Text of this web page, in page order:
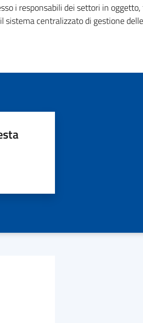
i responsabili dei settori in
centralizzato di gestione